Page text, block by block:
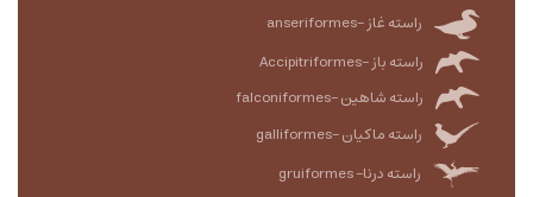
راسته غاز -anseriformes
راسته باز -Accipitriformes
راسته شاهین -falconiformes
راسته ماکیان -galliformes
راسته درنا- gruiformes